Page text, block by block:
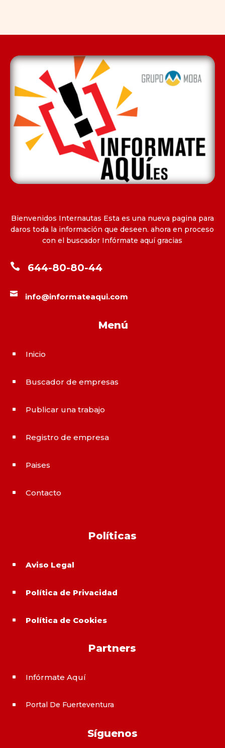
Bienvenidos Internautas Esta es una nueva pagina para
daros toda la información que deseen. ahora en proceso
con el buscador Infórmate aquí gracias
 644-80-80-44
 info@informateaqui.com
Menú
^ Inicio
^ Buscador de empresas
^ Publicar una trabajo
^ Registro de empresa
^ Paises
^ Contacto
Políticas
^ Aviso Legal
^ Política de Privacidad
^ Política de Cookies
Partners
^ Infórmate Aquí
^ Portal De Fuerteventura
Síguenos